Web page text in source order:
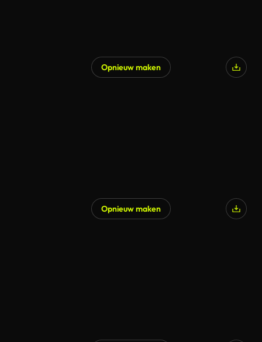
Opnieuw maken
Opnieuw maken